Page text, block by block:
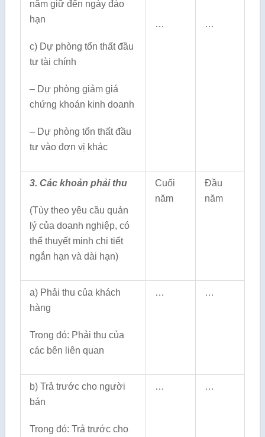
nắm giữ đến ngày đáo
hạn
c) Dự phòng tổn thất đầu
tư tài chính
– Dự phòng giảm giá
chứng khoán kinh doanh
– Dự phòng tổn thất đầu
tư vào đơn vị khác
… …
3. Các khoản phải thu
(Tùy theo yêu cầu quản
lý của doanh nghiệp, có
thể thuyết minh chi tiết
ngắn hạn và dài hạn)
Cuối
năm
Đầu
năm
a) Phải thu của khách
hàng
Trong đó: Phải thu của
các bên liên quan
… …
b) Trả trước cho người
bán
Trong đó: Trả trước cho
… …